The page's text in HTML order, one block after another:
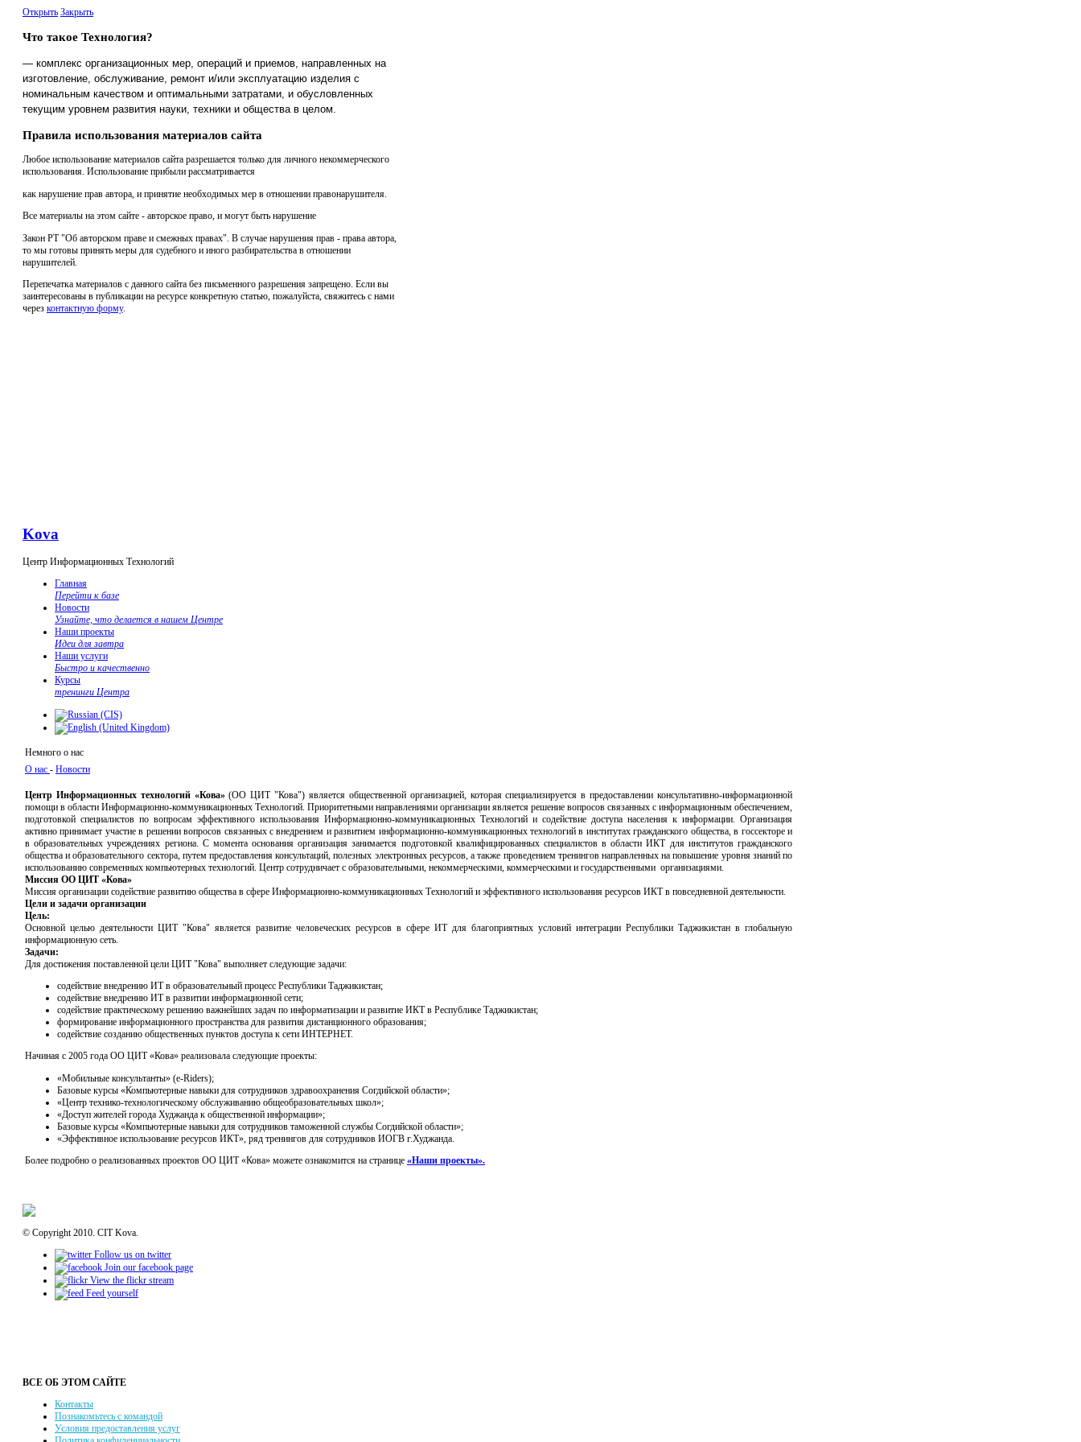
Открыть Закрыть
Что такое Технология?
— комплекс организационных мер, операций и приемов, направленных на
изготовление, обслуживание, ремонт и/или эксплуатацию изделия с
номинальным качеством и оптимальными затратами, и обусловленных
текущим уровнем развития науки, техники и общества в целом.
Правила использования материалов сайта
Любое использование материалов сайта разрешается только для личного некоммерческого
использования. Использование прибыли рассматривается
как нарушение прав автора, и принятие необходимых мер в отношении правонарушителя.
Все материалы на этом сайте - авторское право, и могут быть нарушение
Закон РТ "Об авторском праве и смежных правах". В случае нарушения прав - права автора,
то мы готовы принять меры для судебного и иного разбирательства в отношении
нарушителей.
Перепечатка материалов с данного сайта без письменного разрешения запрещено. Если вы
заинтересованы в публикации на ресурсе конкретную статью, пожалуйста, свяжитесь с нами
через контактную форму.
Kova
Центр Информационных Технологий
Главная
Перейти к базе
Новости
Узнайте, что делается в нашем Центре
Наши проекты
Идеи для завтра
Наши услуги
Быстро и качественно
Курсы
тренинги Центра
Немного о нас
О нас - Новости
Центр Информационных технологий «Кова»(ОО ЦИТ "Кова") является общественной организацией, которая специализируется в предоставлении консультативно-информационной
помощи в области Информационно-коммуникационных Технологий. Приоритетными направлениями организации является решение вопросов связанных с информационным обеспечением,
подготовкой специалистов по вопросам эффективного использования Информационно-коммуникационных Технологий и содействие доступа населения к информации. Организация
активно принимает участие в решении вопросов связанных с внедрением и развитием информационно-коммуникационных технологий в институтах гражданского общества, в госсекторе и
в образовательных учреждениях региона. С момента основания организация занимается подготовкой квалифицированных специалистов в области ИКТ для институтов гражданского
общества и образовательного сектора, путем предоставления консультаций, полезных электронных ресурсов, а также проведением тренингов направленных на повышение уровня знаний по
использованию современных компьютерных технологий. Центр сотрудничает с образовательными, некоммерческими, коммерческими и государственными организациями.
Миссия ОО ЦИТ «Кова»
Миссия организации содействие развитию общества в сфере Информационно-коммуникационных Технологий и эффективного использования ресурсов ИКТ в повседневной деятельности.
Цели и задачи организации
Цель:
Основной целью деятельности ЦИТ "Кова" является развитие человеческих ресурсов в сфере ИТ для благоприятных условий интеграции Республики Таджикистан в глобальную
информационную сеть.
Задачи:
Для достижения поставленной цели ЦИТ "Кова" выполняет следующие задачи:
содействие внедрению ИТ в образовательный процесс Республики Таджикистан;
содействие внедрению ИТ в развитии информационной сети;
содействие практическому решению важнейших задач по информатизации и развитие ИКТ в Республике Таджикистан;
формирование информационного пространства для развития дистанционного образования;
содействие созданию общественных пунктов доступа к сети ИНТЕРНЕТ.
Начиная с 2005 года ОО ЦИТ «Кова» реализовала следующие проекты:
«Мобильные консультанты» (e-Riders);
Базовые курсы «Компьютерные навыки для сотрудников здравоохранения Согдийской области»;
«Центр технико-технологическому обслуживанию общеобразовательных школ»;
«Доступ жителей города Худжанда к общественной информации»;
Базовые курсы «Компьютерные навыки для сотрудников таможенной службы Согдийской области»;
«Эффективное использование ресурсов ИКТ», ряд тренингов для сотрудников ИОГВ г.Худжанда.
Более подробно о реализованных проектов ОО ЦИТ «Кова» можете ознакомится на странице «Наши проекты».
© Copyright 2010. CIT Kova.
Follow us on twitter
Join our facebook page
View the flickr stream
Feed yourself
ВСЕ ОБ ЭТОМ САЙТЕ
Контакты
Познакомьтесь с командой
Условия предоставления услуг